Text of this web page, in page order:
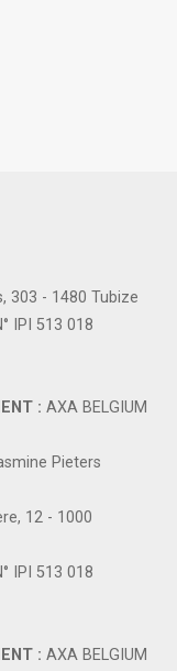
303 - 1480 Tubize
IPI 513 018
: AXA BELGIUM
Pieters
12 - 1000
IPI 513 018
: AXA BELGIUM